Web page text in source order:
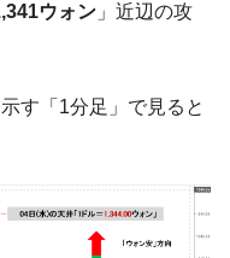
であり、空前の国政壟
異常増加させる ⇒ 中
好調」のウラで他業
は決して良くない。
ウォン 」近辺の攻
す「1分足」で見ると